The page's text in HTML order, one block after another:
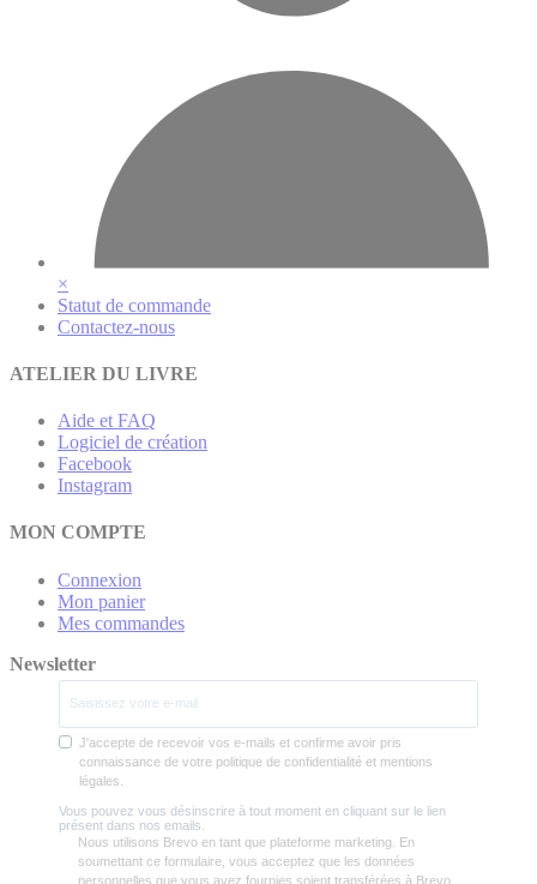
×
Statut de commande
Contactez-nous
ATELIER DU LIVRE
Aide et FAQ
Logiciel de création
Facebook
Instagram
MON COMPTE
Connexion
Mon panier
Mes commandes
Newsletter
J'accepte de recevoir vos e-mails et confirme avoir pris
connaissance de votre politique de confidentialité et mentions
légales.
Vous pouvez vous désinscrire à tout moment en cliquant sur le lien
présent dans nos emails.
Nous utilisons Brevo en tant que plateforme marketing. En
soumettant ce formulaire, vous acceptez que les données
personnelles que vous avez fournies soient transférées à Brevo